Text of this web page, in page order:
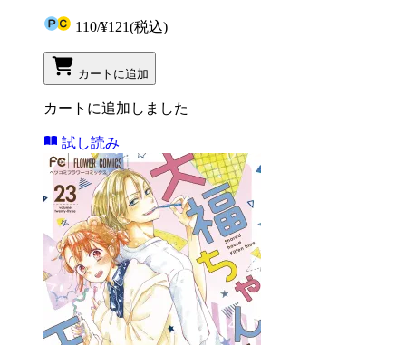
110/¥121(税込)
カートに追加
カートに追加しました
試し読み